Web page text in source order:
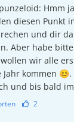
Hmm
diesen Punkt
und dir
Aber habe
wir alle
Jahr kommen
und bis bald
2